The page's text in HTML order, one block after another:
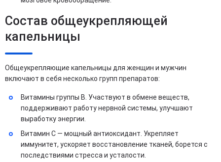
Состав общеукрепляющей
капельницы
Общеукрепляющие капельницы для женщин и мужчин
включают в себя несколько групп препаратов:
Витамины группы B. Участвуют в обмене веществ,
поддерживают работу нервной системы, улучшают
выработку энергии.
Витамин C — мощный антиоксидант. Укрепляет
иммунитет, ускоряет восстановление тканей, борется с
последствиями стресса и усталости.